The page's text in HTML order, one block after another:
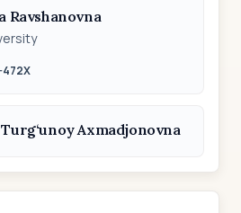
Ravshanovna
Axmadjonovna